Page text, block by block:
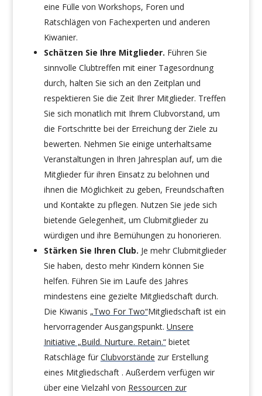
eine Fülle von Workshops, Foren und
Ratschlägen von Fachexperten und anderen
Kiwanier.
Schätzen Sie Ihre Mitglieder. Führen Sie
sinnvolle Clubtreffen mit einer Tagesordnung
durch, halten Sie sich an den Zeitplan und
respektieren Sie die Zeit Ihrer Mitglieder. Treffen
Sie sich monatlich mit Ihrem Clubvorstand, um
die Fortschritte bei der Erreichung der Ziele zu
bewerten. Nehmen Sie einige unterhaltsame
Veranstaltungen in Ihren Jahresplan auf, um die
Mitglieder für ihren Einsatz zu belohnen und
ihnen die Möglichkeit zu geben, Freundschaften
und Kontakte zu pflegen. Nutzen Sie jede sich
bietende Gelegenheit, um Clubmitglieder zu
würdigen und ihre Bemühungen zu honorieren.
Stärken Sie Ihren Club. Je mehr Clubmitglieder
Sie haben, desto mehr Kindern können Sie
helfen. Führen Sie im Laufe des Jahres
mindestens eine gezielte Mitgliedschaft durch.
Die Kiwanis „Two For Two“Mitgliedschaft ist ein
hervorragender Ausgangspunkt. Unsere
Initiative „Build. Nurture. Retain.“bietet
Ratschläge für Clubvorstände zur Erstellung
eines Mitgliedschaft . Außerdem verfügen wir
über eine Vielzahl von Ressourcen zur